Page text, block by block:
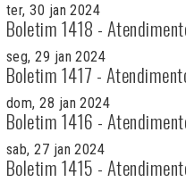
ter, 30 jan 2024
Boletim 1418 -
seg, 29 jan 2024
Boletim 1417 -
dom, 28 jan 2024
Boletim 1416 -
sab, 27 jan 2024
Boletim 1415 -